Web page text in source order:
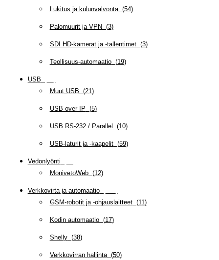
Lukitus ja kulunvalvonta(54)
Palomuurit ja VPN (3)
SDI HD-kamerat ja -tallentimet(3)
Teollisuus-automaatio(19)
USB
Muut USB (21 )
USB over IP (5)
USB RS-232 / Parallel (10)
USB-laturit ja -kaapelit(59)
Vedonlyönti
MonivetoWeb(12)
Verkkovirta ja automaatio(
GSM-robotit ja -ohjauslaitteet(11 )
Kodin automaatio(17)
Shelly(38)
Verkkovirran hallinta(50)